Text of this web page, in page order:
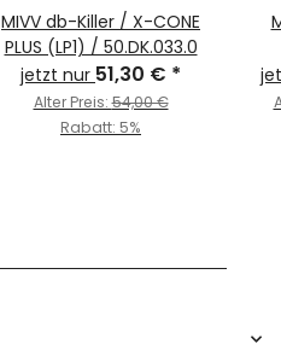
MIVV db-Killer / X-CONE
PLUS (LP1) / 50.DK.033.0
jetzt nur 51,30 € *
Alter Preis:54,00 €
Rabatt: 5%